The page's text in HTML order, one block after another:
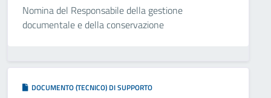
Nomina del Responsabile della gestione
documentale e della conservazione
DOCUMENTO (TECNICO) DI SUPPORTO